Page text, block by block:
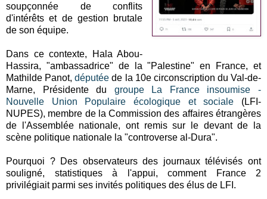
soupçonnée de conflits
d'intérêts et de gestion brutale
de son équipe.
Dans ce contexte, Hala Abou-
Hassira, "ambassadrice" de la "Palestine" en France, et
Mathilde Panot,députée de la 10e circonscription du Val-de-
Marne, Présidente du groupe La France insoumise -
Nouvelle Union Populaire écologique et sociale (LFI-
NUPES), membre de la Commission des affaires étrangères
de l'Assemblée nationale, ont remis sur le devant de la
scène politique nationale la "controverse al-Dura".
Pourquoi ? Des observateurs des journaux télévisés ont
souligné, statistiques à l'appui, comment France 2
privilégiait parmi ses invités politiques des élus de LFI.